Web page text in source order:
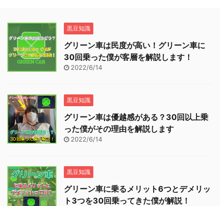
黒豆知識
グリーン車は民度が高い！グリーン車に
30回乗った僕が客層を解説します！
2022/6/14
黒豆知識
グリーン車は優越感がある？30回以上乗
った僕がその理由を解説します
2022/6/14
黒豆知識
グリーン車に乗るメリット6つとデメリッ
ト3つを30回乗ってきた僕が解説！